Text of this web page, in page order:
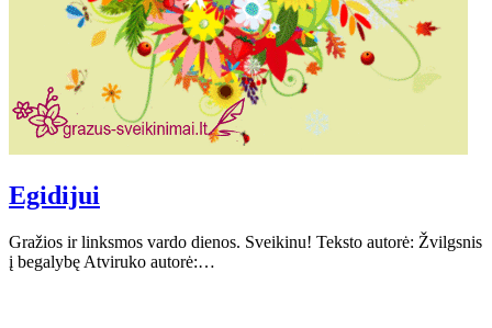
Egidijui
Gražios ir linksmos vardo dienos. Sveikinu! Teksto autorė: Žvilgsnis
į begalybę Atviruko autorė:…